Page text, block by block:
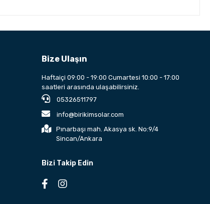
Bize Ulaşın
Haftaiçi 09:00 - 19:00 Cumartesi 10:00 - 17:00
saatleri arasında ulaşabilirsiniz.
05326511797
info@birikimsolar.com
Pınarbaşı mah. Akasya sk. No:9/4
Sincan/Ankara
Bizi Takip Edin